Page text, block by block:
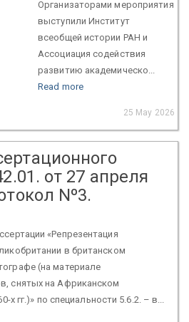
Организаторами мероприятия
выступили Институт
всеобщей истории РАН и
Ассоциация содействия
развитию академическо...
Read more
25 May 2026
от 27 апреля
Nº3.
«Репрезентация
в британском
(на материале
снятых на Африканском
х гг.)» по специальности 5.6.2. – в...